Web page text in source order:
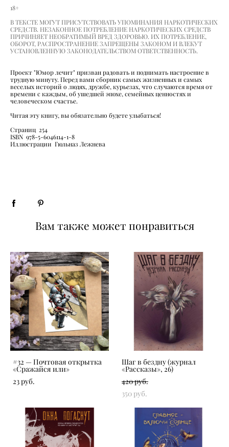
18+
В ТЕКСТЕ МОГУТ ПРИСУТСТВОВАТЬ УПОМИНАНИЯ НАРКОТИЧЕСКИХ
СРЕДСТВ. НЕЗАКОННОЕ ПОТРЕБЛЕНИЕ НАРКОТИЧЕСКИХ СРЕДСТВ
ПРИЧИНЯЕТ НЕОБРАТИМЫЙ ВРЕД ЗДОРОВЬЮ. ИХ ПОТРЕБЛЕНИЕ,
ОБОРОТ, РАСПРОСТРАНЕНИЕ ЗАПРЕЩЕНЫ ЗАКОНОМ И ВЛЕКУТ
УСТАНОВЛЕННУЮ ЗАКОНОДАТЕЛЬСТВОМ ОТВЕТСТВЕННОСТЬ.
Проект "Юмор лечит" призван радовать и поднимать настроение в
трудную минуту. Перед вами сборник самых жизненных и самых
веселых историй о людях, дружбе, курьезах, что случаются время от
времени с каждым, об ушедшей эпохе, семейных ценностях и
человеческом счастье.
Читая эту книгу, вы обязательно будете улыбаться!
Страниц 254
ISBN 978-5-6046114-1-8
Иллюстрации Гюльназ Лежнева
Вам также может понравиться
#32 — Почтовая открытка
«Сражайся или»
23 pуб.
Шаг в бездну (журнал
«‎Рассказы», 26)
420 pуб.
350 pуб.